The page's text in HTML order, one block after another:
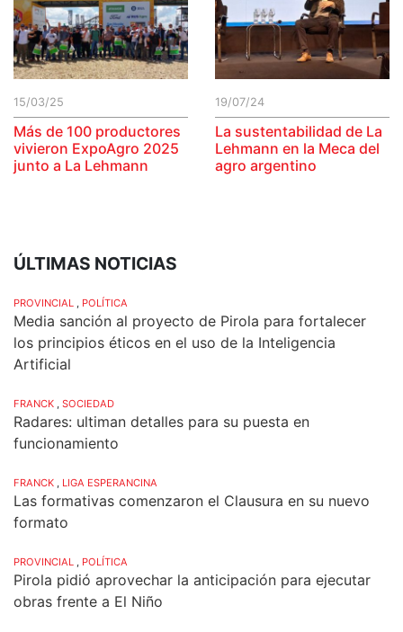
15/03/25
Más de 100 productores
vivieron ExpoAgro 2025
junto a La Lehmann
19/07/24
La sustentabilidad de La
Lehmann en la Meca del
agro argentino
ÚLTIMAS NOTICIAS
PROVINCIAL , POLÍTICA
Media sanción al proyecto de Pirola para fortalecer
los principios éticos en el uso de la Inteligencia
Artificial
FRANCK , SOCIEDAD
Radares: ultiman detalles para su puesta en
funcionamiento
FRANCK , LIGA ESPERANCINA
Las formativas comenzaron el Clausura en su nuevo
formato
PROVINCIAL , POLÍTICA
Pirola pidió aprovechar la anticipación para ejecutar
obras frente a El Niño